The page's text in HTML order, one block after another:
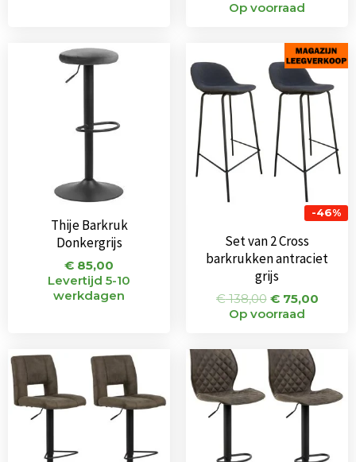
Op voorraad
Thije Barkruk
Donkergrijs
€ 85,00
Levertijd 5-10
werkdagen
-46%
Set van 2 Cross
barkrukken antraciet
grijs
€138,00
prijs
was:
€ 138,00.
€75,00
prijs
is:
€
Op voorraad
prijs
was:
€ 248,00.
is:
€